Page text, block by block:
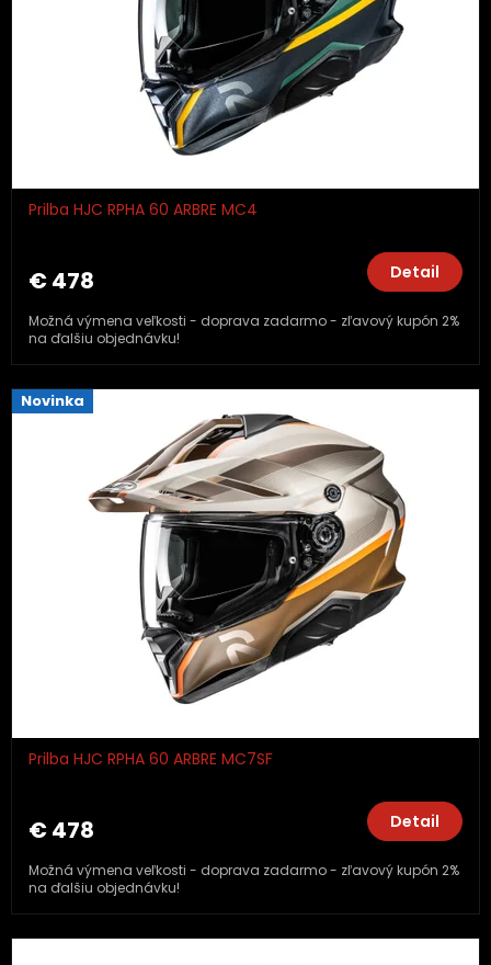
Prilba HJC RPHA 60 ARBRE MC4
€ 478 Detail
Možná výmena veľkosti - doprava zadarmo - zľavový kupón 2%
na ďalšiu objednávku!
Novinka
Prilba HJC RPHA 60 ARBRE MC7SF
€ 478 Detail
Možná výmena veľkosti - doprava zadarmo - zľavový kupón 2%
na ďalšiu objednávku!